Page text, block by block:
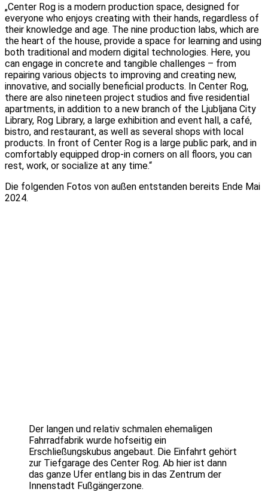
„Center Rog is a modern production space, designed for
everyone who enjoys creating with their hands, regardless of
their knowledge and age. The nine production labs, which are
the heart of the house, provide a space for learning and using
both traditional and modern digital technologies. Here, you
can engage in concrete and tangible challenges – from
repairing various objects to improving and creating new,
innovative, and socially beneficial products. In Center Rog,
there are also nineteen project studios and five residential
apartments, in addition to a new branch of the Ljubljana City
Library, Rog Library, a large exhibition and event hall, a café,
bistro, and restaurant, as well as several shops with local
products. In front of Center Rog is a large public park, and in
comfortably equipped drop-in corners on all floors, you can
rest, work, or socialize at any time.“
Die folgenden Fotos von außen entstanden bereits Ende Mai
2024.
Der langen und relativ schmalen ehemaligen
Fahrradfabrik wurde hofseitig ein
Erschließungskubus angebaut. Die Einfahrt gehört
zur Tiefgarage des Center Rog. Ab hier ist dann
das ganze Ufer entlang bis in das Zentrum der
Innenstadt Fußgängerzone.